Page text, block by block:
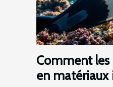
Comment
en